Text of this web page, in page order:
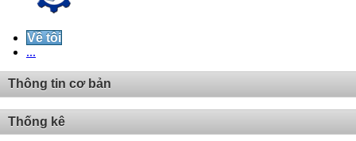
Về tôi
...
Thông tin cơ bản
Thống kê